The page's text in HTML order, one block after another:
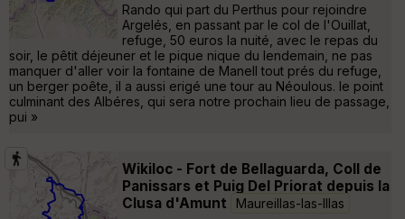
Rando qui part du Perthus pour rejoindre
Argelés, en passant par le col de l'Ouillat,
refuge, 50 euros la nuité, avec le repas du
soir, le pêtit déjeuner et le pique nique du lendemain, ne pas
manquer d'aller voir la fontaine de Manell tout prés du refuge,
un berger poête, il a aussi erigé une tour au Néoulous. le point
culminant des Albéres, qui sera notre prochain lieu de passage,
pui »
Wikiloc - Fort de Bellaguarda, Coll de
Panissars et Puig Del Priorat depuis la
Clusa d'Amunt
Maureillas-las-Illas